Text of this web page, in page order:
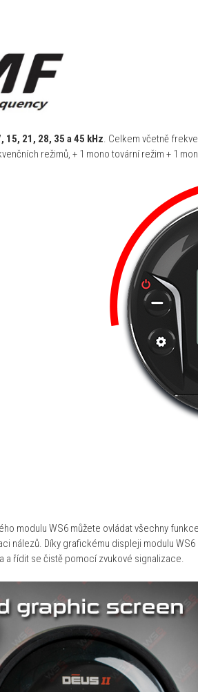
15, 21, 28, 35 a 45 kHz . Celkem včetně
režimů, + 1 mono tovární režim + 1
modulu WS6 můžete ovládat všechny
nálezů. Díky grafickému displeji modulu
a řídit se čistě pomocí zvukové signalizace.